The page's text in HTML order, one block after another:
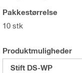
Pakkestørrelse
10 stk
Produktmuligheder
Stift DS-WP